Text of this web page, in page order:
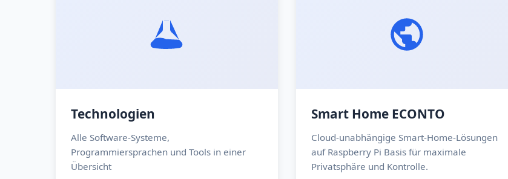
Technologien
Alle Software-Systeme,
Programmiersprachen und Tools in einer
Übersicht
Smart Home ECONTO
Cloud-unabhängige Smart-Home-Lösungen
auf Raspberry Pi Basis für maximale
Privatsphäre und Kontrolle.